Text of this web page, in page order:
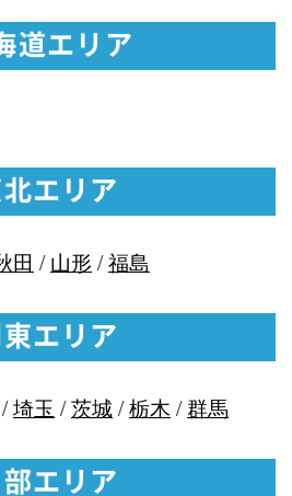
海道エリア
東北エリア
田 /山形 /福島
関東エリア
/埼玉 /茨城/栃木 /群馬
中部エリア